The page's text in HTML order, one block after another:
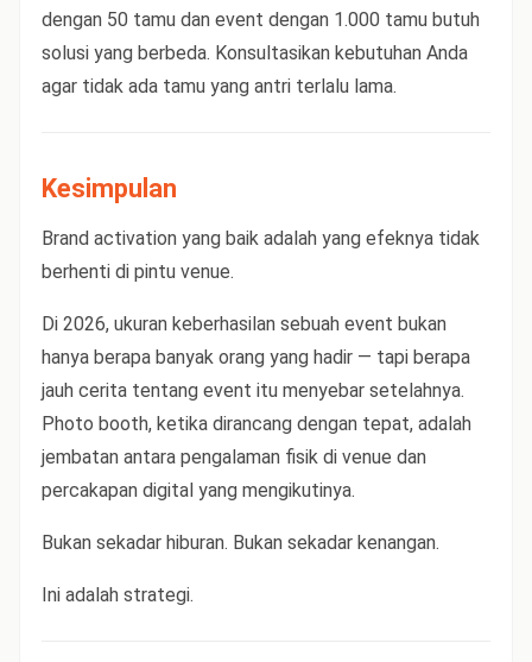
dengan 50 tamu dan event dengan 1.000 tamu butuh
solusi yang berbeda. Konsultasikan kebutuhan Anda
agar tidak ada tamu yang antri terlalu lama.
Kesimpulan
Brand activation yang baik adalah yang efeknya tidak
berhenti di pintu venue.
Di 2026, ukuran keberhasilan sebuah event bukan
hanya berapa banyak orang yang hadir — tapi berapa
jauh cerita tentang event itu menyebar setelahnya.
Photo booth, ketika dirancang dengan tepat, adalah
jembatan antara pengalaman fisik di venue dan
percakapan digital yang mengikutinya.
Bukan sekadar hiburan. Bukan sekadar kenangan.
Ini adalah strategi.